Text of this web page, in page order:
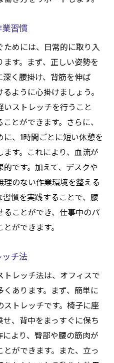
習慣
めには、日常的に取り入
す。まず、正しい姿勢を
く腰掛け、背筋を伸ば
ように心掛けましょう。
ストレッチを行うこと
とができます。さらに、
、1時間ごとに短い休憩を
す。これにより、血流が
です。加えて、デスクや
のない作業環境を整える
慣を実践することで、腰
ことができ、仕事中のパ
ができます。
チ法
レッチ法は、オフィスで
あります。まず、簡単に
トレッチです。椅子に座
、背中をまっすぐに保ち
より、臀部や腰の筋肉が
ができます。また、立っ